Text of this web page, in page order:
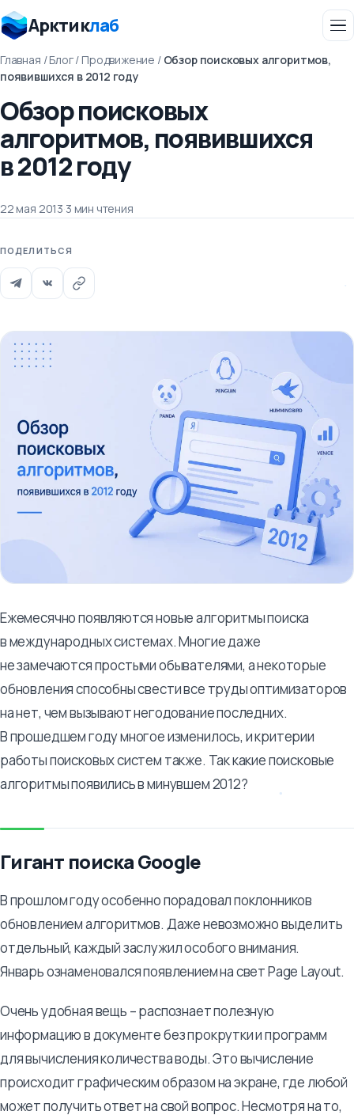
Арктиклаб
Главная /Блог/ Продвижение / Обзор поисковых алгоритмов,
появившихся в 2012 году
Обзор поисковых
алгоритмов, появившихся
в 2012 году
22 мая 2013·3 мин чтения
ПОДЕЛИТЬСЯ
Ежемесячно появляются новые алгоритмы поиска
в международных системах. Многие даже
не замечаются простыми обывателями, а некоторые
обновления способны свести все труды оптимизаторов
на нет, чем вызывают негодование последних.
В прошедшем году многое изменилось, и критерии
работы поисковых систем также. Так какие поисковые
алгоритмы появились в минувшем 2012?
Гигант поиска Google
В прошлом году особенно порадовал поклонников
обновлением алгоритмов. Даже невозможно выделить
отдельный, каждый заслужил особого внимания.
Январь ознаменовался появлением на свет Page Layout.
Очень удобная вещь – распознает полезную
информацию в документе без прокрутки и программ
для вычисления количества воды. Это вычисление
происходит графическим образом на экране, где любой
может получить ответ на свой вопрос. Несмотря на то,